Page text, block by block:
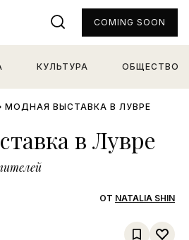
КУЛЬТУРА ОБЩЕСТВО
COMING SOON
МОДНАЯ ВЫСТАВКА В ЛУВРЕ
в Лувре
ОТ NATALIA SHIN